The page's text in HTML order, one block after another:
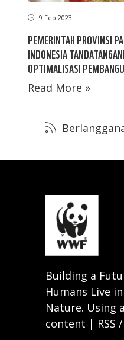
9 Feb 2023
PEMERINTAH PROVINSI
INDONESIA
OPTIMALISASI
Read More »
Building a
Humans Live
Nature. Using
content | RSS